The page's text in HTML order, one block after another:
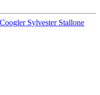
Sylvester Stallone